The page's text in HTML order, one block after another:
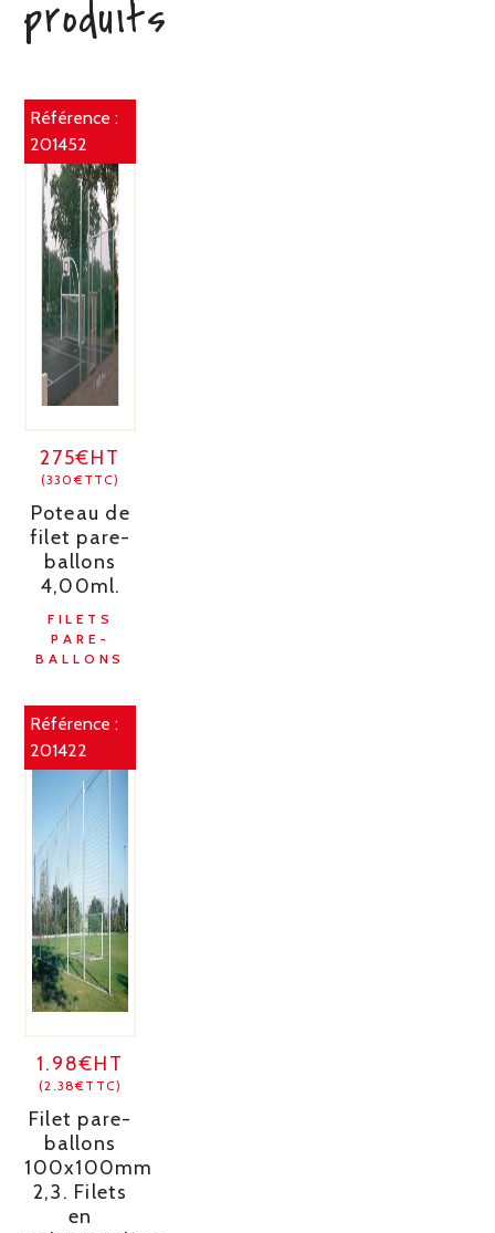
produits
Référence :
201452
275€HT
(330€TTC)
Poteau de
filet pare-
ballons
4,00ml.
FILETS
PARE-
BALLONS
Référence :
201422
1.98€HT
(2.38€TTC)
Filet pare-
ballons
100x100mm
2,3. Filets
en